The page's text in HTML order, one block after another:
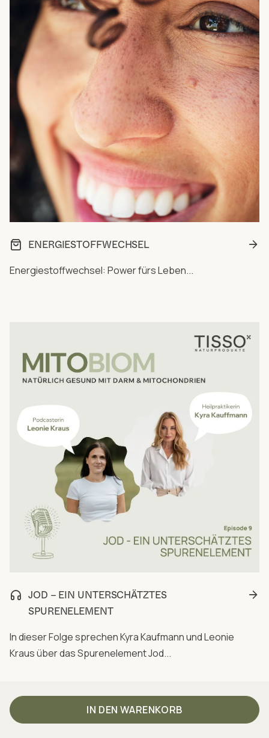
IN DEN WARENKORB
ENERGIESTOFFWECHSEL
Energiestoffwechsel: Power fürs Leben...
JOD – EIN UNTERSCHÄTZTES
SPURENELEMENT
In dieser Folge sprechen Kyra Kaufmann und Leonie
Kraus über das Spurenelement Jod...